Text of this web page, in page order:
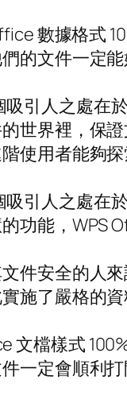
數據格式
的文件一定
吸引人之處在
世界裡，保
使用者能夠探
吸引人之處在
功能，WPS
件安全的人
施了嚴格的
文檔樣式
一定會順利打